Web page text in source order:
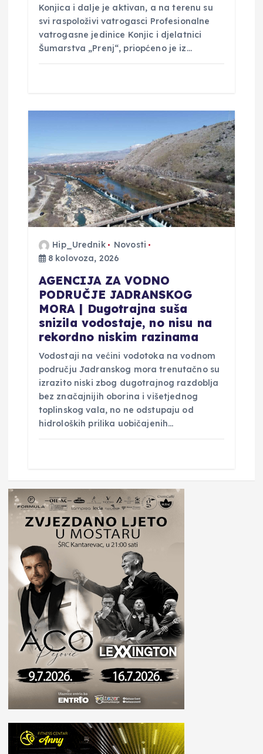
Konjica i dalje je aktivan, a na terenu su
svi raspoloživi vatrogasci Profesionalne
vatrogasne jedinice Konjic i djelatnici
Šumarstva „Prenj“, priopćeno je iz…
Hip_Urednik
Novosti
8 kolovoza, 2026
AGENCIJA ZA VODNO
PODRUČJE JADRANSKOG
MORA | Dugotrajna suša
snizila vodostaje, no nisu na
rekordno niskim razinama
Vodostaji na većini vodotoka na vodnom
području Jadranskog mora trenutačno su
izrazito niski zbog dugotrajnog razdoblja
bez značajnijih oborina i višetjednog
toplinskog vala, no ne odstupaju od
hidroloških prilika uobičajenih…